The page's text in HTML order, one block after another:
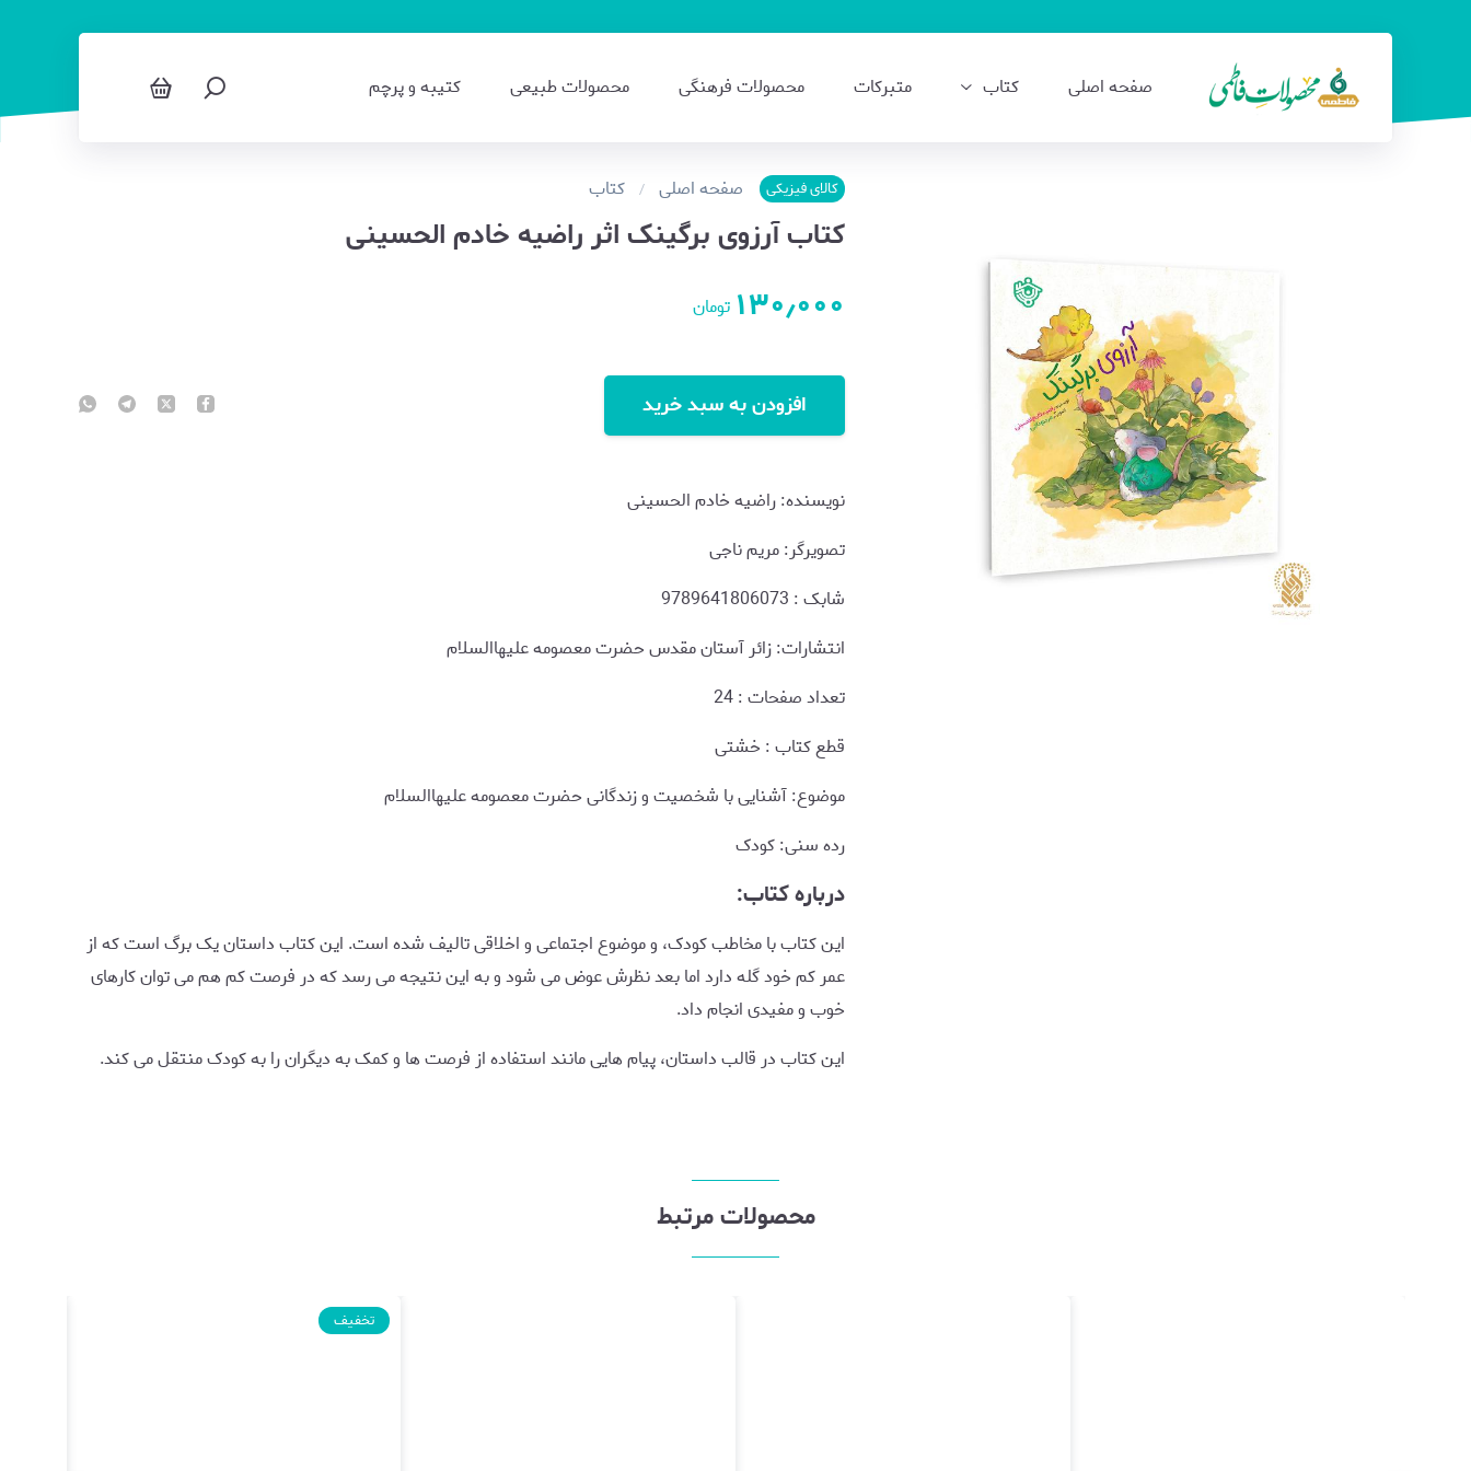
صفحه اصلی کتاب متبرکات محصولات فرهنگی محصولات طبیعی کتیبه و پرچم
کالای فیزیکی صفحه اصلی کتاب
کتاب آرزوی برگینک اثر راضیه خادم الحسینی
۱۳۰٫۰۰۰ تومان
افزودن به سبد خرید
نویسنده: راضیه خادم الحسینی
تصویرگر: مریم ناجی
شابک : 9789641806073
انتشارات: زائر آستان مقدس حضرت معصومه علیهاالسلام
تعداد صفحات : 24
قطع کتاب : خشتی
موضوع: آشنایی با شخصیت و زندگانی حضرت معصومه علیهاالسلام
رده سنی: کودک
درباره کتاب:
این کتاب با مخاطب کودک، و موضوع اجتماعی و اخلاقی تالیف شده است. این کتاب داستان یک برگ است که از
عمر کم خود گله دارد اما بعد نظرش عوض می شود و به این نتیجه می رسد که در فرصت کم هم می توان کارهای
خوب و مفیدی انجام داد.
این کتاب در قالب داستان، پیام هایی مانند استفاده از فرصت ها و کمک به دیگران را به کودک منتقل می کند.
محصولات مرتبط
تخفیف